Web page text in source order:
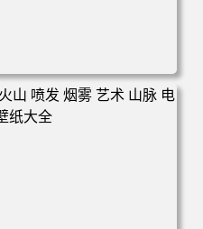
丘陵 微软 加利福尼亚 电
大全